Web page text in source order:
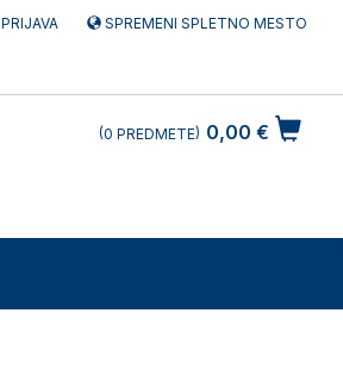
PRIJAVA SPREMENI SPLETNO MESTO
0,00 €
0 PREDMETE